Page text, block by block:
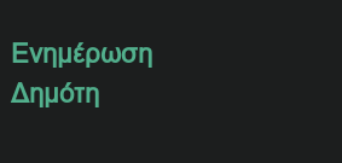
Ενημέρωση
Δημότη